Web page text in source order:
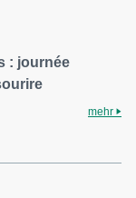
: journée
mehr